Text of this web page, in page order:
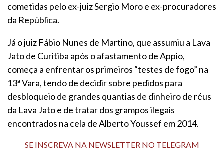
cometidas pelo ex-juiz Sergio Moro e ex-procuradores
da República.
Já o juiz Fábio Nunes de Martino, que assumiu a Lava
Jato de Curitiba após o afastamento de Appio,
começa a enfrentar os primeiros “testes de fogo” na
13ª Vara, tendo de decidir sobre pedidos para
desbloqueio de grandes quantias de dinheiro de réus
da Lava Jato e de tratar dos grampos ilegais
encontrados na cela de Alberto Youssef em 2014.
SE INSCREVA NA NEWSLETTER NO TELEGRAM